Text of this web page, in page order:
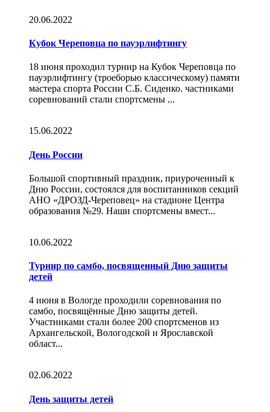
20.06.2022
Кубок Череповца по пауэрлифтингу
18 июня проходил турнир на Кубок Череповца по
пауэрлифтингу (троеборью классическому) памяти
мастера спорта России С.Б. Сиденко. частниками
соревнований стали спортсмены ...
15.06.2022
День России
Большой спортивный праздник, приуроченный к
Дню России, состоялся для воспитанников секций
АНО «ДРОЗД-Череповец» на стадионе Центра
образования №29. Наши спортсмены вмест...
10.06.2022
Турнир по самбо, посвященный Дню защиты
детей
4 июня в Вологде проходили соревнования по
самбо, посвящённые Дню защиты детей.
Участниками стали более 200 спортсменов из
Архангельской, Вологодской и Ярославской
област...
02.06.2022
День защиты детей